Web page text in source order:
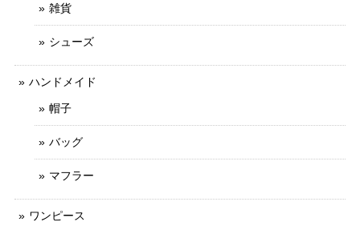
雑貨
シューズ
ハンドメイド
帽子
バッグ
マフラー
ワンピース